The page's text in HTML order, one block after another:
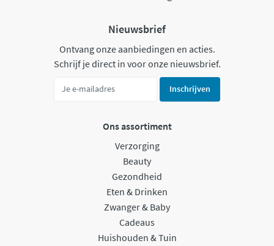
Nieuwsbrief
Ontvang onze aanbiedingen en acties.
Schrijf je direct in voor onze nieuwsbrief.
Inschrijven
Ons assortiment
Verzorging
Beauty
Gezondheid
Eten & Drinken
Zwanger & Baby
Cadeaus
Huishouden & Tuin